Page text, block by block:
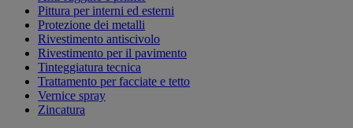
Pittura per interni ed esterni
Protezione dei metalli
Rivestimento antiscivolo
Rivestimento per il pavimento
Tinteggiatura tecnica
Trattamento per facciate e tetto
Vernice spray
Zincatura